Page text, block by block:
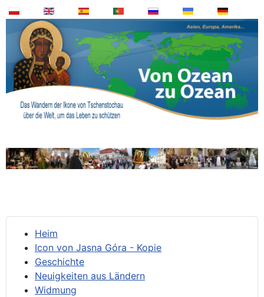
Heim
Icon von Jasna Góra - Kopie
Geschichte
Neuigkeiten aus Ländern
Widmung